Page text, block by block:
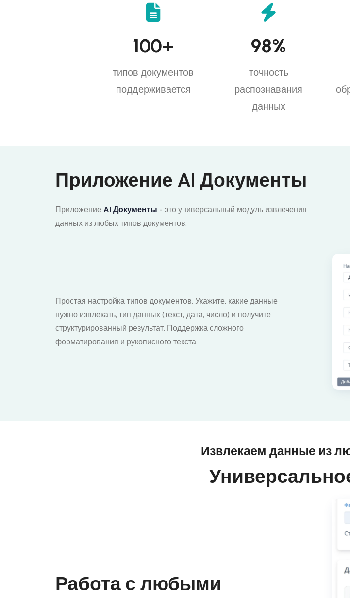
100+
типов документов
поддерживается
98%
точность
распознавания
данных
Приложение AI Документы
Приложение AI Документы - это универсальный модуль извлечения
данных из любых типов документов.
Простая настройка типов документов. Укажите, какие данные
нужно извлекать, тип данных (текст, дата, число) и получите
структурированный результат. Поддержка сложного
форматирования и рукописного текста.
Извлекаем данные из
Работа с любыми